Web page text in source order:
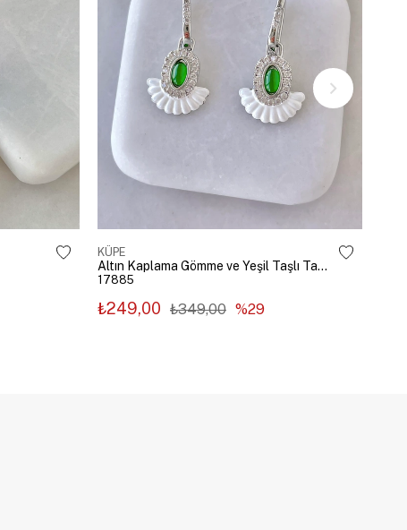
KÜPE
Altın Kaplama Gömme ve Yeşil Taşlı Tasarım Küpe Gümüş
17885
₺249,00 ₺349,00 %29